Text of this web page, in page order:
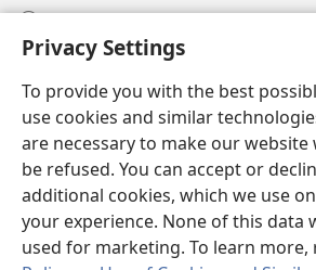
Privacy Settings
To provide you with the best
use cookies and similar
are necessary to make our
be refused. You can accept or
additional cookies, which we use
your experience. None of this data
used for marketing. To learn more,
(opens
window)Күҙәтеү манараһының ОНЛАЙН
(opens
new
window)JW Hub ®
(opens
new
window)